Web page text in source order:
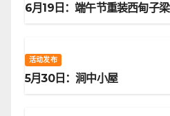
6月19日：端午节重装西甸子梁
活动发布
5月30日：涧中小屋